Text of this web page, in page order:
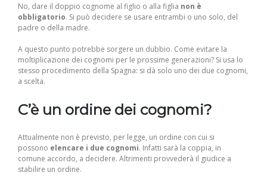
No, dare il doppio cognome al figlio o alla figlia non è
obbligatorio. Si può decidere se usare entrambi o uno solo, del
padre o della madre.
A questo punto potrebbe sorgere un dubbio. Come evitare la
moltiplicazione dei cognomi per le prossime generazioni? Si usa lo
stesso procedimento della Spagna: si dà solo uno dei due cognomi,
a scelta.
C’è un ordine dei cognomi?
Attualmente non è previsto, per legge, un ordine con cui si
possono elencare i due cognomi. Infatti sarà la coppia, in
comune accordo, a decidere. Altrimenti provvederà il giudice a
stabilire un ordine.